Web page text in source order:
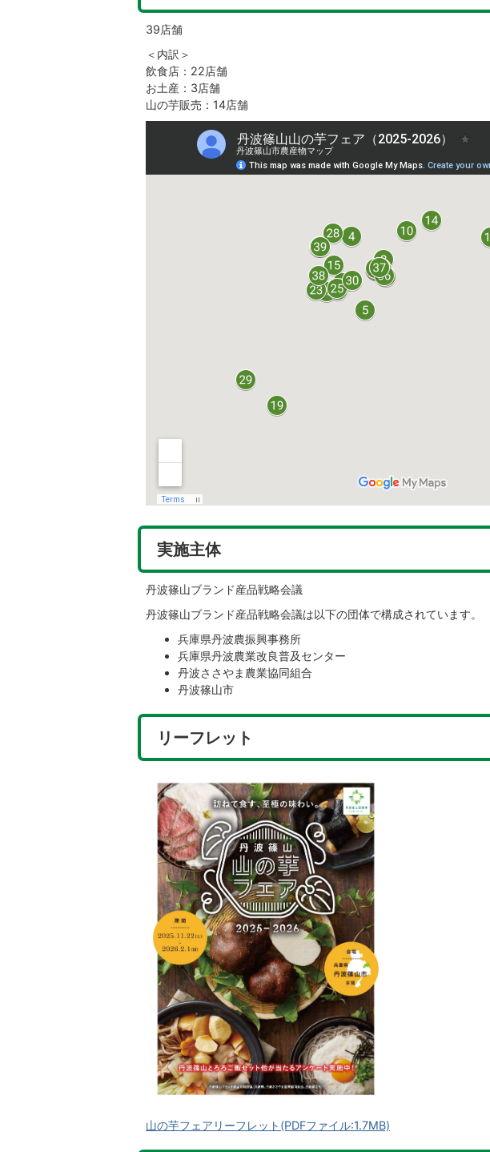
39店舗
＜内訳＞
飲食店：22店舗
お土産：3店舗
山の芋販売：14店舗
実施主体
丹波篠山ブランド産品戦略会議
丹波篠山ブランド産品戦略会議は以下の団体で構成されています。
兵庫県丹波農振興事務所
兵庫県丹波農業改良普及センター
丹波ささやま農業協同組合
丹波篠山市
リーフレット
山の芋フェアリーフレット(PDFファイル:1.7MB)